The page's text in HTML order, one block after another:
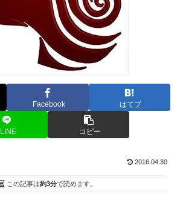
Facebook はてブ
LINE コピー
2016.04.30
この記事は約3分で読めます。